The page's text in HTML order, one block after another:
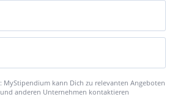
MyStipendium kann Dich zu relevanten Angeboten
anderen Unternehmen kontaktieren